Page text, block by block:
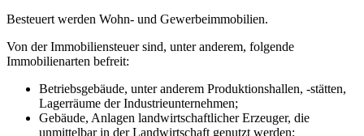
Besteuert werden Wohn- und Gewerbeimmobilien.
Von der Immobiliensteuer sind, unter anderem, folgende
Immobilienarten befreit:
Betriebsgebäude, unter anderem Produktionshallen, -stätten,
Lagerräume der Industrieunternehmen;
Gebäude, Anlagen landwirtschaftlicher Erzeuger, die
unmittelbar in der Landwirtschaft genutzt werden;